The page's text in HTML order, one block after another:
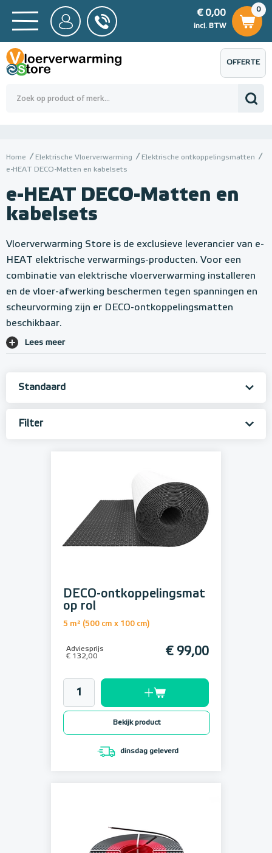
BTW
0,00
0
€ 0,00
incl. BTW
€ 0,00
OFFERTE
AANVRAGEN
Home Elektrische Vloerverwarming
Elektrische ontkoppelingsmatten
e-HEAT DECO-Matten en kabelsets
e-HEAT DECO-Matten en
kabelsets
Vloerverwarming Store is de exclusieve leverancier van e-
HEAT elektrische verwarmings-producten. Voor een
combinatie van elektrische vloerverwarming installeren
en de vloer-afwerking beschermen tegen spanningen en
scheurvorming zijn er DECO-ontkoppelingsmatten
beschikbaar.
Lees meer
Filter
DECO-ontkoppelingsmat
op rol
5 m² (500 cm x 100 cm)
Adviesprijs
€ 132,00
€ 99,00
Bekijk product
dinsdag geleverd